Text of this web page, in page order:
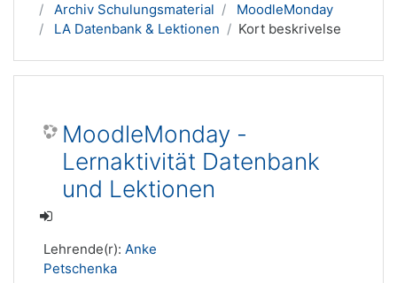
Archiv Schulungsmaterial
MoodleMonday
LA Datenbank & Lektionen
Kort beskrivelse
MoodleMonday -
Lernaktivität Datenbank
und Lektionen
Lehrende(r): Anke
Petschenka